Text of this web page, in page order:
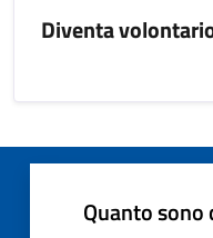
Diventa
Quanto